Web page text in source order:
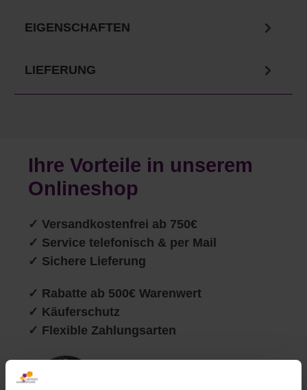
EIGENSCHAFTEN
LIEFERUNG
Ihre Vorteile in unserem
Onlineshop
✓ Versandkostenfrei ab 750€
✓ Service telefonisch & per Mail
✓ Sichere Lieferung
✓ Rabatte ab 500€ Warenwert
✓ Käuferschutz
✓ Flexible Zahlungsarten